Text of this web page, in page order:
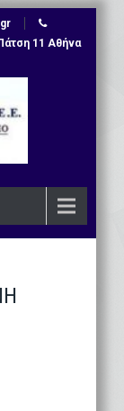
11 Αθήνα